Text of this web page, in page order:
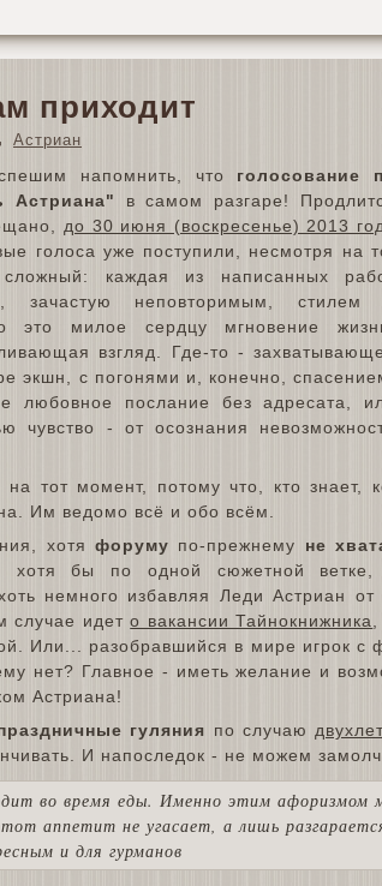
приходит
Астриан
напомнить, что голосование
Астриана"
в самом разгаре!
до 30 июня (воскресенье) 2013
голоса уже поступили, несмотря на
каждая из написанных
зачастую неповторимым, стилем
это милое сердцу мгновение
взгляд. Где-то -
экшн, с погонями и, конечно,
любовное послание без адресата,
чувство - от осознания
на тот момент, потому что, кто
Им ведомо всё и обо всём.
хотя форуму по-прежнему не
бы по одной сюжетной ветке, и
немного избавляя Леди Астриан
случае идето вакансии Тайнокнижника,
Или... разобравшийся в мире игрок с
нет? Главное - иметь желание и
Астриана!
гуляния по случаю
И напоследок - не можем
во время еды. Именно этим афоризмом
аппетит не угасает, а лишь
и для гурманов